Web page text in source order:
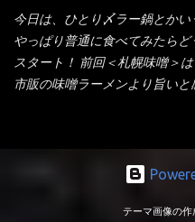
は、どちらも柔らかいと感じ
いのね。 箸で持ち上げた状態
蒙古タンメン中本カップ どち
い！ そう湯を吸って伸びたよ
い。 多分麺は、厚みとストレー
しては廉価版のポジション・
本品なんか出前一丁などと一
スープが主流でしょう！？だ
覚）と云うのが評価です。 正
ヨ～ でも熊が＼買ってね！／
た。 それじゃ～食べましょう
在庫が無いため・・・キャベ
今日は、ひとり〆ラー鍋とかい
やっぱり普通に食べてみたら
スタート！ 前回＜札幌味噌＞
市販の味噌ラーメンより旨い
おひとり用鍋の素です。辛麺
旨みが染み出たスープに鍋に
が溶け出たスープと、麺にか
テーマ画像の作